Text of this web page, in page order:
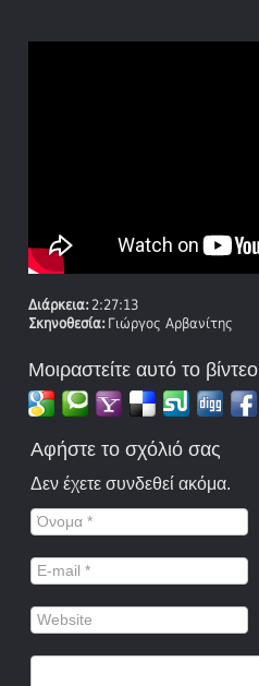
Διάρκεια: 2:27:13
Σκηνοθεσία: Γιώργος Αρβανίτης
Μοιραστείτε αυτό το βίντεο
Αφήστε το σχόλιό σας
Δεν έχετε συνδεθεί ακόμα.